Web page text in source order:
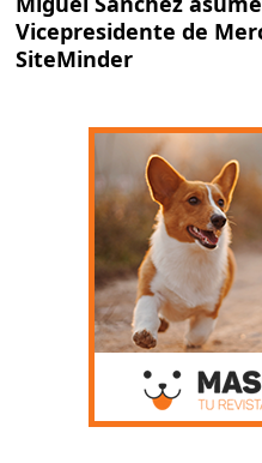
Vicepresidente de
SiteMinder